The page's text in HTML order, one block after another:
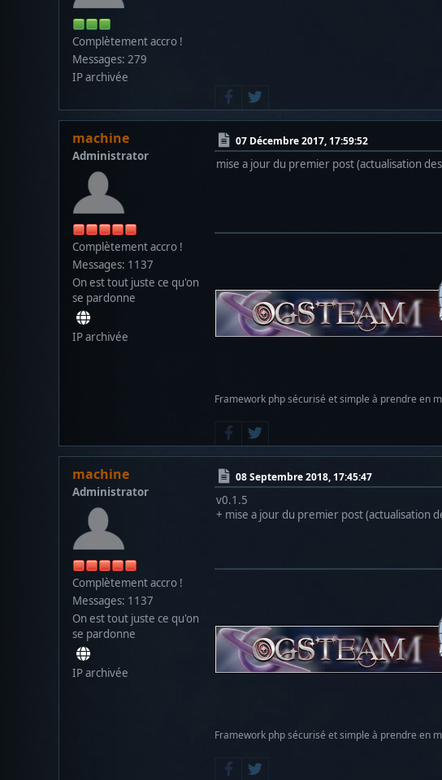
Complètement accro !
Messages: 279
IP archivée
machine
Administrator
Complètement accro !
Messages: 1137
On est tout juste ce qu'on
se pardonne
IP archivée
07 Décembre 2017, 17:59:52
mise a jour du premier post (actualisation
Framework php sécurisé et simple à prendre en
machine
Administrator
Complètement accro !
Messages: 1137
On est tout juste ce qu'on
se pardonne
IP archivée
08 Septembre 2018, 17:45:47
v0.1.5
+ mise a jour du premier post (actualisation
Framework php sécurisé et simple à prendre en